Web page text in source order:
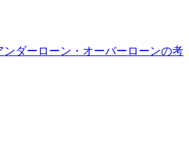
ダーローン・オーバーローンの考